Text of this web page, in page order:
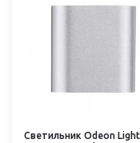
Светильник Odeon Light